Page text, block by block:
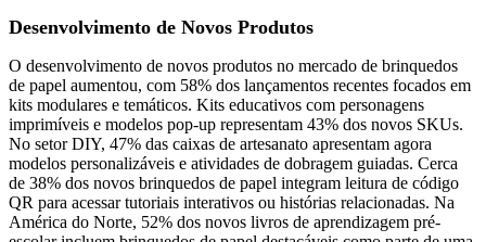
Desenvolvimento de Novos Produtos
O desenvolvimento de novos produtos no mercado de brinquedos
de papel aumentou, com 58% dos lançamentos recentes focados em
kits modulares e temáticos. Kits educativos com personagens
imprimíveis e modelos pop-up representam 43% dos novos SKUs.
No setor DIY, 47% das caixas de artesanato apresentam agora
modelos personalizáveis ​​e atividades de dobragem guiadas. Cerca
de 38% dos novos brinquedos de papel integram leitura de código
QR para acessar tutoriais interativos ou histórias relacionadas. Na
América do Norte, 52% dos novos livros de aprendizagem pré-